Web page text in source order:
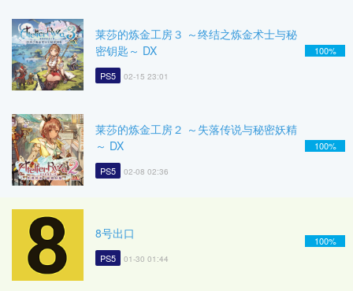
莱莎的炼金工房３ ～终结之炼金术士与秘
密钥匙～ DX
PS5 02-15 23:01
100%
莱莎的炼金工房２ ～失落传说与秘密妖精
～ DX
PS5 02-08 02:36
100%
8号出口
PS5 01-30 01:44
100%